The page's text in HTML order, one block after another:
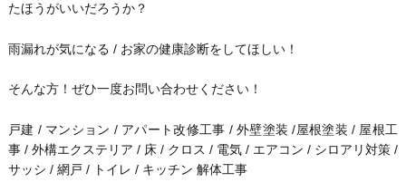
たほうがいいだろうか？
雨漏れが気になる / お家の健康診断をしてほしい！
そんな方！ぜひ一度お問い合わせください！
戸建 / マンション / アパート改修工事 / 外壁塗装 /屋根塗装 / 屋根工
事 / 外構エクステリア / 床 / クロス / 電気 / エアコン / シロアリ対策 /
サッシ / 網戸 / トイレ / キッチン 解体工事